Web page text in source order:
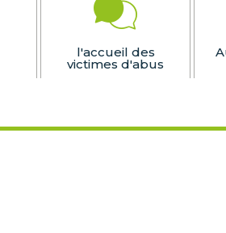
l'accueil des
victimes d'abus